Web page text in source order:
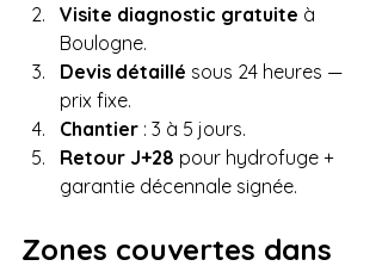
Visite diagnostic gratuite à
Boulogne.
Devis détaillé sous 24 heures —
prix fixe.
Chantier : 3 à 5 jours.
Retour J+28 pour hydrofuge +
garantie décennale signée.
Zones couvertes dans